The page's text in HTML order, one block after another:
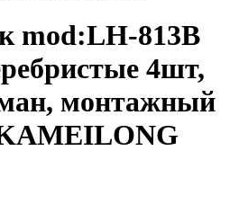
mod:LH-813B
4шт,
монтажный